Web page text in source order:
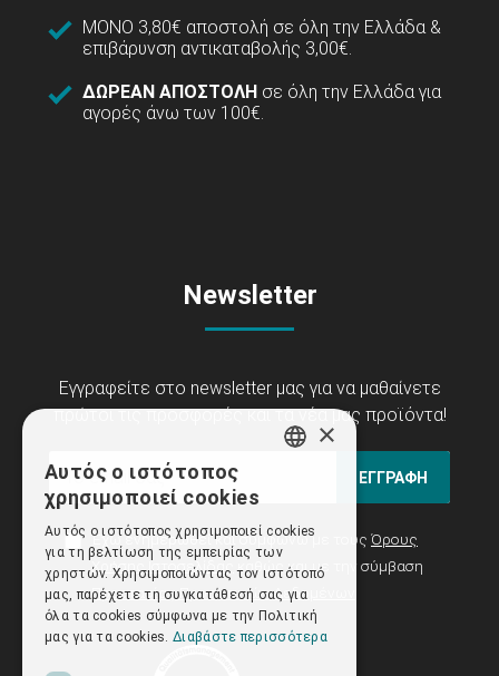
ΜΟΝΟ 3,80€ αποστολή σε όλη την Ελλάδα &
επιβάρυνση αντικαταβολής 3,00€.
ΔΩΡΕΑΝ ΑΠΟΣΤΟΛΗ σε όλη την Ελλάδα για
αγορές άνω των 100€.
Newsletter
Εγγραφείτε στο newsletter μας για να μαθαίνετε
πρώτοι τις προσφορές και τα νέα μας προϊόντα!
ΕΓΓΡΑΦΗ
Έχω ενημερωθεί και συμφωνώ με τους Όρους
Χρήσης Ιστοσελίδας καθώς και με την σύμβαση
Προστασίας Προσωπικών Δεδομένων
×
Αυτός ο ιστότοπος
χρησιμοποιεί cookies
Αυτός ο ιστότοπος χρησιμοποιεί cookies
για τη βελτίωση της εμπειρίας των
χρηστών. Χρησιμοποιώντας τον ιστότοπό
μας, παρέχετε τη συγκατάθεσή σας για
όλα τα cookies σύμφωνα με την Πολιτική
μας για τα cookies. Διαβάστε περισσότερα